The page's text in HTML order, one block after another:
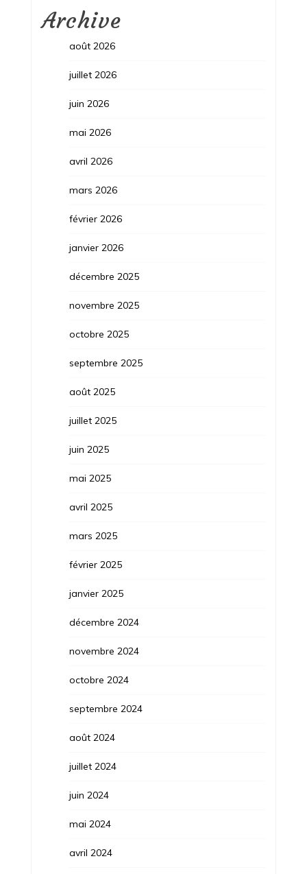
Archive
août 2026
juillet 2026
juin 2026
mai 2026
avril 2026
mars 2026
février 2026
janvier 2026
décembre 2025
novembre 2025
octobre 2025
septembre 2025
août 2025
juillet 2025
juin 2025
mai 2025
avril 2025
mars 2025
février 2025
janvier 2025
décembre 2024
novembre 2024
octobre 2024
septembre 2024
août 2024
juillet 2024
juin 2024
mai 2024
avril 2024